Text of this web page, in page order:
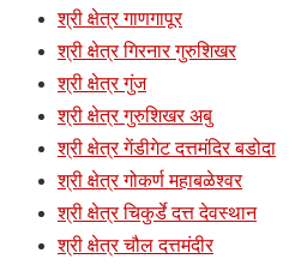
श्री क्षेत्र गाणगापूर
श्री क्षेत्र गिरनार गुरुशिखर
श्री क्षेत्र गुंज
श्री क्षेत्र गुरुशिखर अबु
श्री क्षेत्र गेंडीगेट दत्तमंदिर बडोदा
श्री क्षेत्र गोकर्ण महाबळेश्वर
श्री क्षेत्र चिकुर्डे दत्त देवस्थान
श्री क्षेत्र चौल दत्तमंदीर